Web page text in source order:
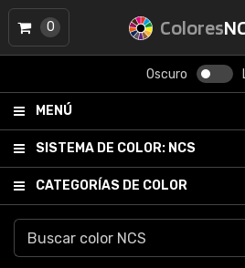
Colores
Oscuro
MENÚ
SISTEMA DE COLOR: NCS
CATEGORÍAS DE COLOR
0